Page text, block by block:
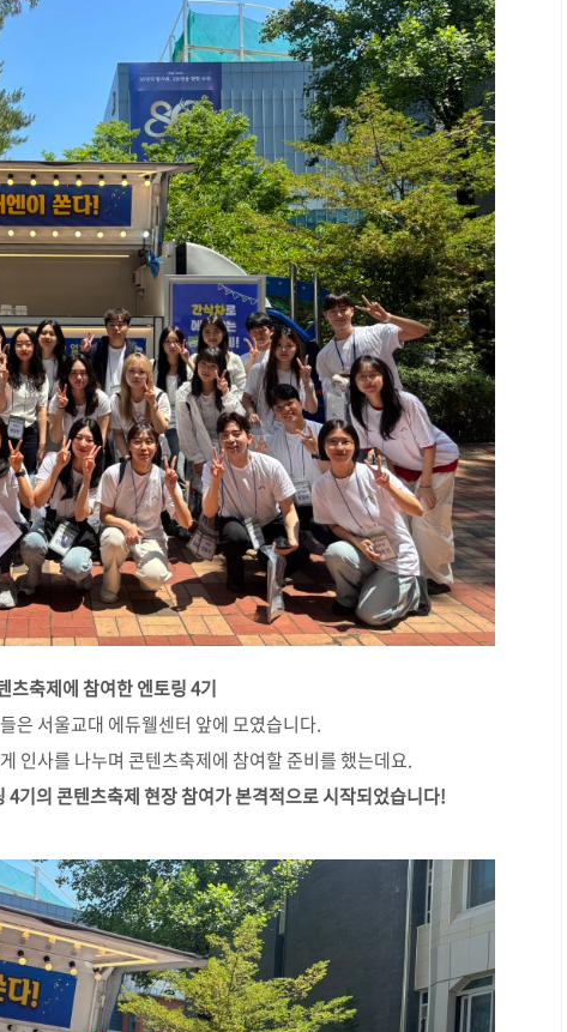
축제에 참여한 엔토링 4기
은 서울교대 에듀웰센터 앞에 모였습니다.
인사를 나누며 콘텐츠축제에 참여할 준비를 했는데요.
기의 콘텐츠축제 현장 참여가 본격적으로 시작되었습니다!